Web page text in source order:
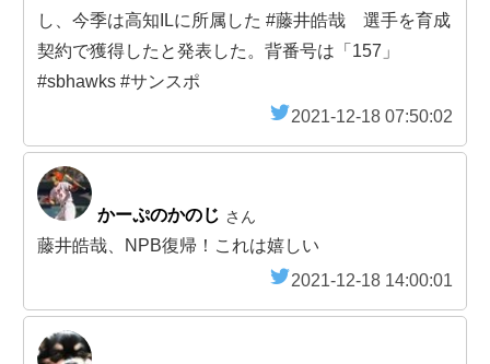
し、今季は高知ILに所属した #藤井皓哉 選手を育成
契約で獲得したと発表した。背番号は「157」
#sbhawks #サンスポ
2021-12-18 07:50:02
かーぷのかのじ さん
藤井皓哉、NPB復帰！これは嬉しい
2021-12-18 14:00:01